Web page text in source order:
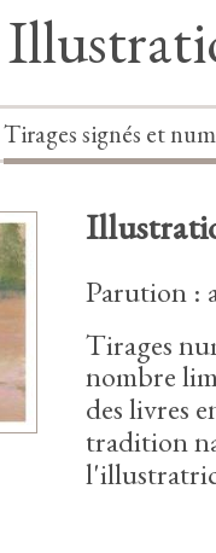
Tirages signés et
Parution :
Tirages
nombre
des livres
tradition